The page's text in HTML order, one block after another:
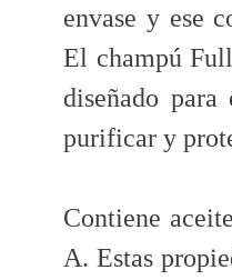
envase y ese
El champú
diseñado
purificar y
Contiene
A. Estas